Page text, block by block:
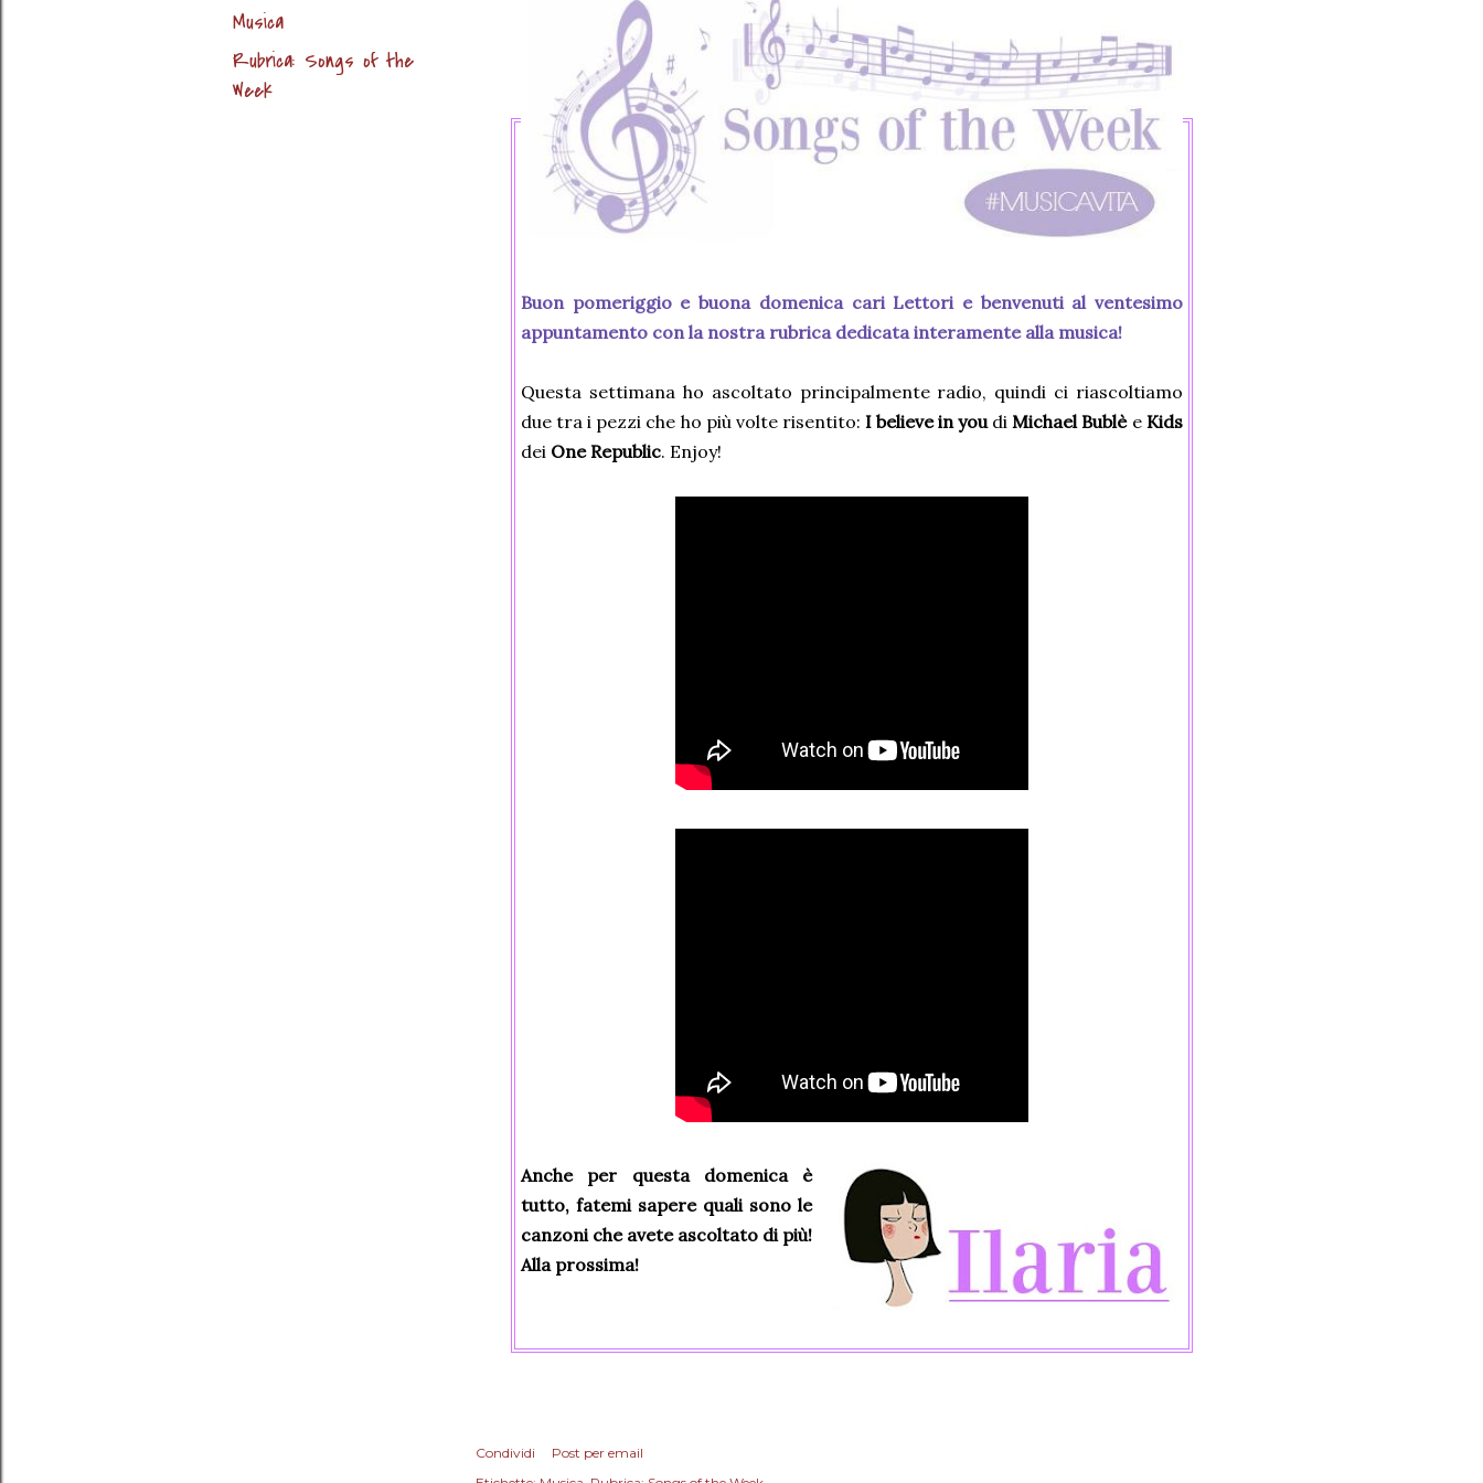
Musica
Rubrica: Songs of the
Week
Buon pomeriggio e buona domenica cari Lettori e benvenuti al ventesimo
appuntamento con la nostra rubrica dedicata interamente alla musica!
Questa settimana ho ascoltato principalmente radio, quindi ci riascoltiamo
due tra i pezzi che ho più volte risentito: I believe in you di Michael Bublèe Kids
dei One Republic. Enjoy!
Anche per questa domenica è
tutto, fatemi sapere quali sono le
canzoni che avete ascoltato di più!
Alla prossima!
Condividi
Post per email